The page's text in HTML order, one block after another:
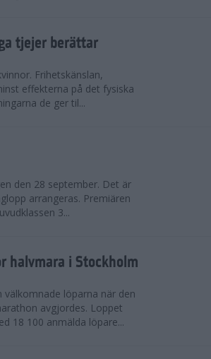
tjejer berättar
Frihetskänslan,
effekterna på det fysiska
de ger til...
den 28 september. Det är
arrangeras. Premiären
3...
halvmara i Stockholm
löparna när den
avgjordes. Loppet
18 100 anmälda löpare...